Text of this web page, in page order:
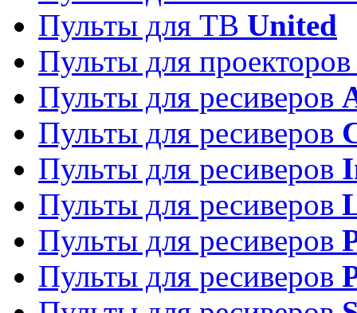
Пульты для ТВ United
Пульты для
Пульты для ресиверов
Пульты для ресиверов
Пульты для ресиверов
Пульты для ресиверов
Пульты для ресиверов
Пульты для ресиверов